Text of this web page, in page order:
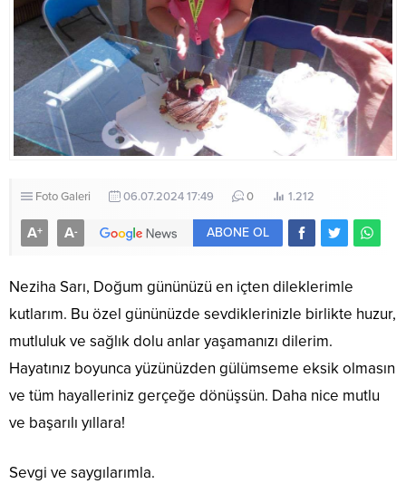
Foto Galeri 06.07.2024 17:49 0 1.212
A+ A- ABONE OL
Neziha Sarı, Doğum gününüzü en içten dileklerimle
kutlarım. Bu özel gününüzde sevdiklerinizle birlikte huzur,
mutluluk ve sağlık dolu anlar yaşamanızı dilerim.
Hayatınız boyunca yüzünüzden gülümseme eksik olmasın
ve tüm hayalleriniz gerçeğe dönüşsün. Daha nice mutlu
ve başarılı yıllara!
Sevgi ve saygılarımla.